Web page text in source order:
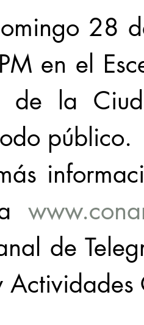
28
en el
de la
público.
de
Actividades